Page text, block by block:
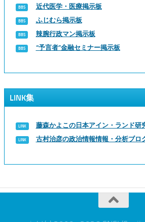
近代医学・医療掲示板
ふじむら掲示板
辣腕行政マン掲示板
“予言者”金融セミナー掲示板
LINK集
藤森かよこの日本アイン・ランド研
古村治彦の政治情報情報・分析ブロ